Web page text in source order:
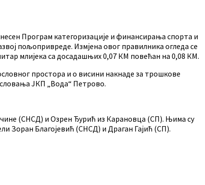
Програм категоризације и финансирања спорта и
пољопривреде. Измјена овог правилника огледа се
млијека са досадашњих 0,07 КМ повећан на 0,08 КМ.
простора и о висини накнаде за трошкове
ЈКП „Вода“ Петрово.
(СНСД) и Озрен Ђурић из Карановца (СП). Њима су
Зоран Благојевић (СНСД) и Драган Гајић (СП).